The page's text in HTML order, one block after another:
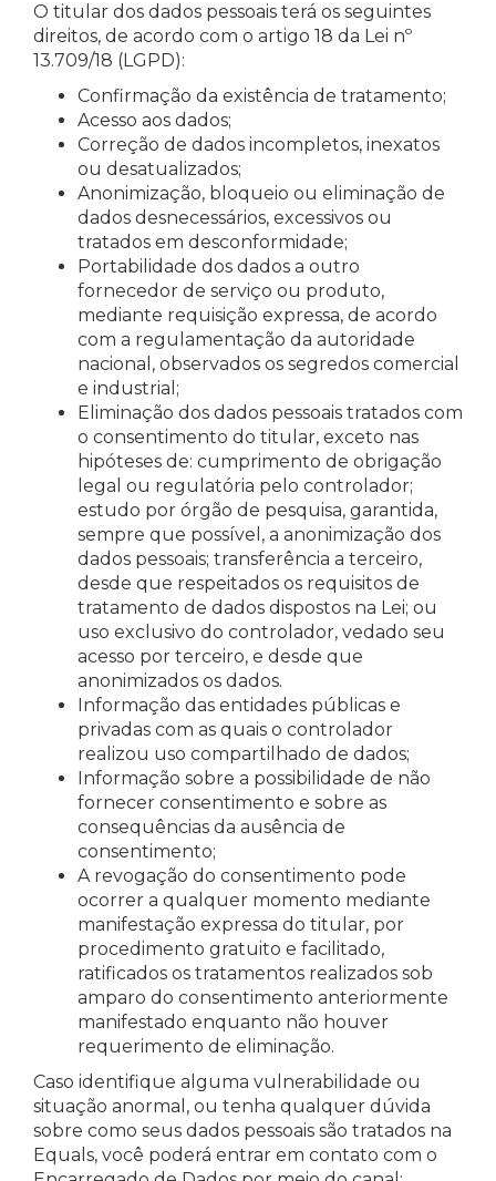
O titular dos dados pessoais terá os seguintes
direitos, de acordo com o artigo 18 da Lei nº
13.709/18 (LGPD):
Confirmação da existência de tratamento;
Acesso aos dados;
Correção de dados incompletos, inexatos
ou desatualizados;
Anonimização, bloqueio ou eliminação de
dados desnecessários, excessivos ou
tratados em desconformidade;
Portabilidade dos dados a outro
fornecedor de serviço ou produto,
mediante requisição expressa, de acordo
com a regulamentação da autoridade
nacional, observados os segredos comercial
e industrial;
Eliminação dos dados pessoais tratados com
o consentimento do titular, exceto nas
hipóteses de: cumprimento de obrigação
legal ou regulatória pelo controlador;
estudo por órgão de pesquisa, garantida,
sempre que possível, a anonimização dos
dados pessoais; transferência a terceiro,
desde que respeitados os requisitos de
tratamento de dados dispostos na Lei; ou
uso exclusivo do controlador, vedado seu
acesso por terceiro, e desde que
anonimizados os dados.
Informação das entidades públicas e
privadas com as quais o controlador
realizou uso compartilhado de dados;
Informação sobre a possibilidade de não
fornecer consentimento e sobre as
consequências da ausência de
consentimento;
A revogação do consentimento pode
ocorrer a qualquer momento mediante
manifestação expressa do titular, por
procedimento gratuito e facilitado,
ratificados os tratamentos realizados sob
amparo do consentimento anteriormente
manifestado enquanto não houver
requerimento de eliminação.
Caso identifique alguma vulnerabilidade ou
situação anormal, ou tenha qualquer dúvida
sobre como seus dados pessoais são tratados na
Equals, você poderá entrar em contato com o